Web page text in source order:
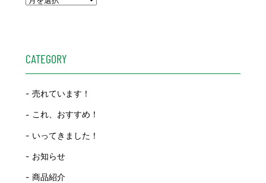
CATEGORY
売れています！
これ、おすすめ！
いってきました！
お知らせ
商品紹介